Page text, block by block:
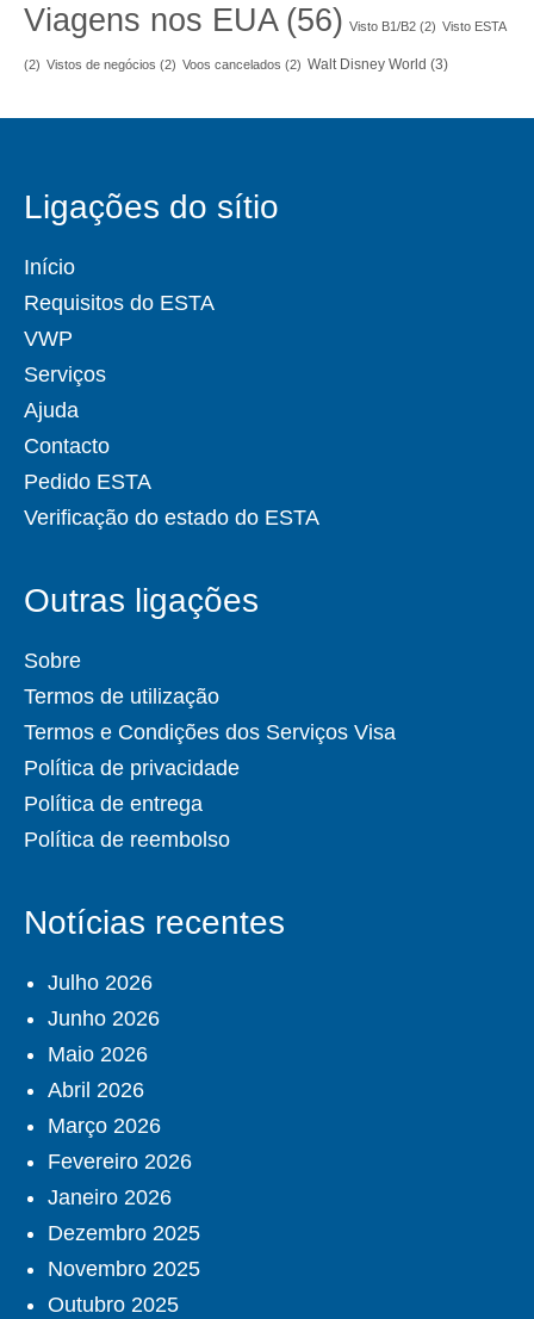
Viagens nos EUA(56) Visto B1/B2 (2) Visto ESTA
(2) Vistos de negócios (2) Voos cancelados (2) Walt Disney World (3)
Ligações do sítio
Início
Requisitos do ESTA
VWP
Serviços
Ajuda
Contacto
Pedido ESTA
Verificação do estado do ESTA
Outras ligações
Sobre
Termos de utilização
Termos e Condições dos Serviços Visa
Política de privacidade
Política de entrega
Política de reembolso
Notícias recentes
Julho 2026
Junho 2026
Maio 2026
Abril 2026
Março 2026
Fevereiro 2026
Janeiro 2026
Dezembro 2025
Novembro 2025
Outubro 2025